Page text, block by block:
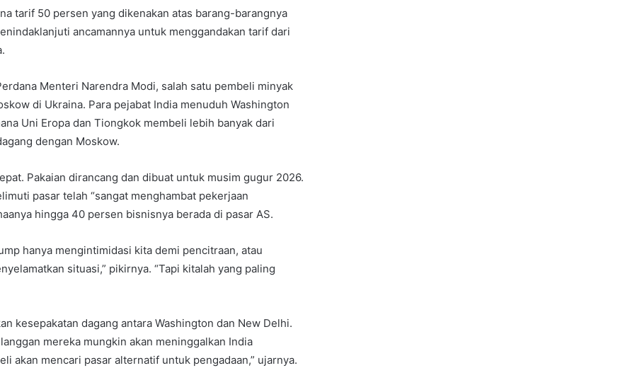
tarif 50 persen yang dikenakan atas barang-barangnya
ancamannya untuk menggandakan tarif dari
Menteri Narendra Modi, salah satu pembeli minyak
di Ukraina. Para pejabat India menuduh Washington
Uni Eropa dan Tiongkok membeli lebih banyak dari
dengan Moskow.
Pakaian dirancang dan dibuat untuk musim gugur 2026.
pasar telah “sangat menghambat pekerjaan
hingga 40 persen bisnisnya berada di pasar AS.
hanya mengintimidasi kita demi pencitraan, atau
situasi,” pikirnya. “Tapi kitalah yang paling
kesepakatan dagang antara Washington dan New Delhi.
mereka mungkin akan meninggalkan India
akan mencari pasar alternatif untuk pengadaan,” ujarnya.